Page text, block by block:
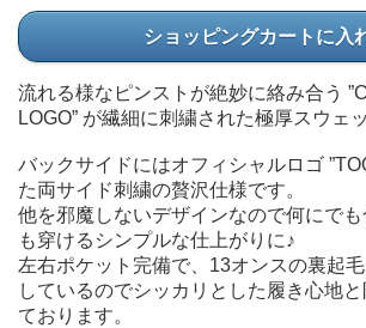
ショッピングカートに入
流れる様なピンストが絶妙に絡み合う
LOGO” が繊細に刺繍された極厚スウェ
バックサイドにはオフィシャルロゴ
た両サイド刺繍の贅沢仕様です。
他を邪魔しないデザインなので何にでも
も穿けるシンプルな仕上がりに♪
左右ポケット完備で、13オンスの裏起
しているのでシッカリとした履き心地と
ております。